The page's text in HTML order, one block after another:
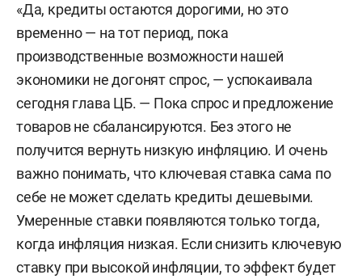
«Да, кредиты остаются дорогими, но это
временно — на тот период, пока
производственные возможности нашей
экономики не догонят спрос, — успокаивала
сегодня глава ЦБ. — Пока спрос и предложение
товаров не сбалансируются. Без этого не
получится вернуть низкую инфляцию. И очень
важно понимать, что ключевая ставка сама по
себе не может сделать кредиты дешевыми.
Умеренные ставки появляются только тогда,
когда инфляция низкая. Если снизить ключевую
ставку при высокой инфляции, то эффект будет